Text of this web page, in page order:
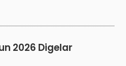
2026 Digelar